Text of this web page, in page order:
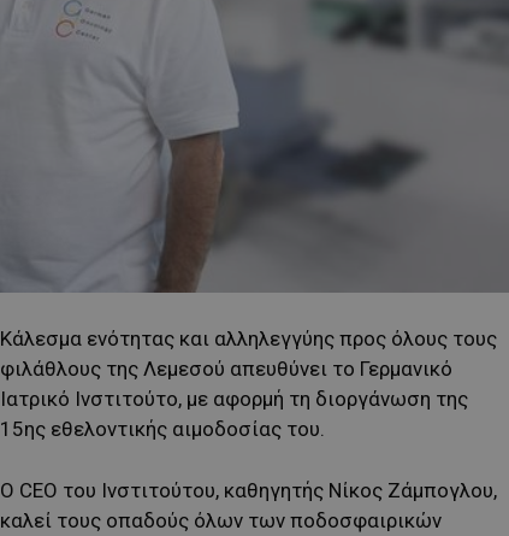
Κάλεσμα ενότητας και αλληλεγγύης προς όλους τους
φιλάθλους της Λεμεσού απευθύνει το Γερμανικό
Ιατρικό Ινστιτούτο, με αφορμή τη διοργάνωση της
15ης εθελοντικής αιμοδοσίας του.
Ο CEO του Ινστιτούτου, καθηγητής Νίκος Ζάμπογλου,
καλεί τους οπαδούς όλων των ποδοσφαιρικών